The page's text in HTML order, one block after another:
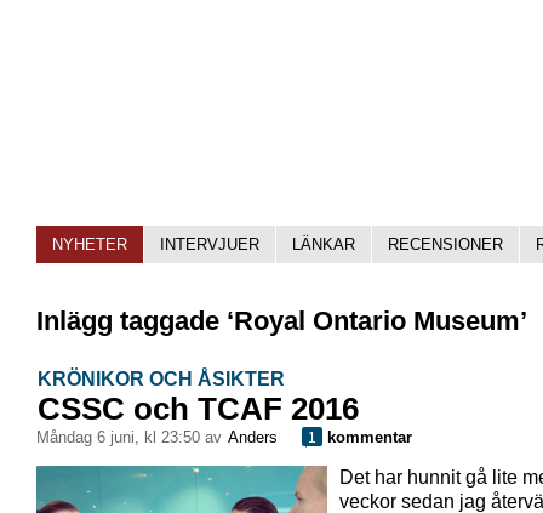
NYHETER INTERVJUER LÄNKAR RECENSIONER
Inlägg taggade ‘Royal Ontario Museum’
KRÖNIKOR OCH ÅSIKTER
CSSC och TCAF 2016
måndag 6 juni, kl 23:50 av Anders 1 kommentar
Det har hunnit gå lite
veckor sedan jag